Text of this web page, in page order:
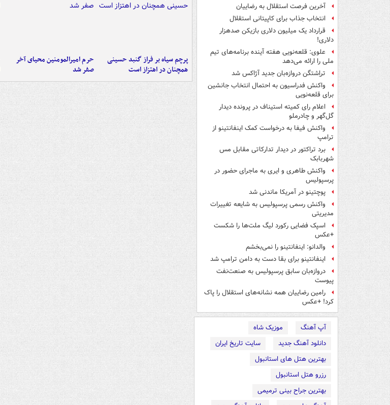
آخرین فرصت استقلال به رضاییان
انتخاب جذاب برای کاپیتانی استقلال
قرارداد یک میلیون دلاری بازیکن صدهزار
دلاری!
علوی: قلعه‌نویی هفته آینده برنامه‌های تیم
ملی را ارائه می‌دهد
تراِشتگن دروازه‌بان جدید آژاکس شد
واکنش فدراسیون به احتمال انتخاب جانشین
برای قلعه‌نویی
اعلام رای کمیته استیناف در پرونده دیدار
گل‌گهر و چادرملو
واکنش فیفا به درخواست کمک اینفانتینو از
ترامپ
برد تراکتور در دیدار تدارکاتی مقابل مس
شهربابک
واکنش طاهری و ایری به ماجرای حضور در
پرسپولیس
پوچتینو در آمریکا ماندنی شد
واکنش رسمی پرسپولیس به شایعه تغییرات
مدیریتی
اسپک فضایی رکورد لیگ ملت‌ها را شکست
+عکس
والدانو: اینفانتینو را نمی‌بخشم
اینفانتینو برای بقا دست به دامن ترامپ شد
دروازه‌بان سابق پرسپولیس به صنعت‌نفت
پیوست
رامین رضاییان همه نشانه‌های استقلال را پاک
کرد! +عکس
آپ آهنگ
موزیک شاه
دانلود آهنگ جدید
سایت تاریخ ایران
بهترین هتل های استانبول
رزرو هتل استانبول
بهترین جراح بینی ترمیمی
پرچم سیاه بر فراز گنبد حسینی
همچنان در اهتزاز است
حرم امیرالمومنین محیای آخر
صفر شد